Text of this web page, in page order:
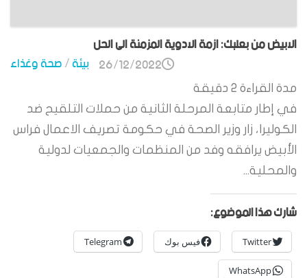
الابيض من بعلبك: ازمة الادوية المزمنة الى الحل
بيئة/صحة وغذاء 26/12/2022
مدة القراءة 2 دقيقة
في إطار متابعة المرحلة الثانية من حملات التلقيح ضد
الكوليرا، زار وزير الصحة في حكومة تصريف الاعمال فراس
الأبيض يرافقه وفد من المنظمات والجمعيات لدولية
والمحلية...
شارك هذا الموضوع:
Twitter فيس بوك Telegram
WhatsApp